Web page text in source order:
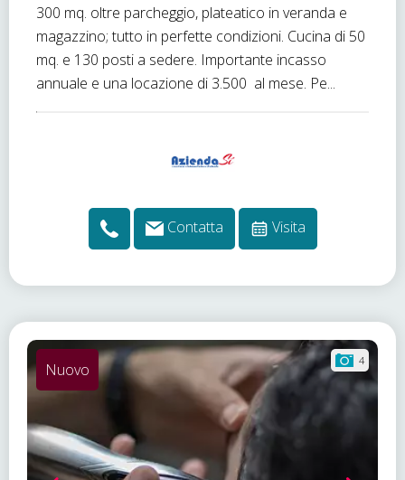
300 mq. oltre parcheggio, plateatico in veranda e
magazzino; tutto in perfette condizioni. Cucina di 50
mq. e 130 posti a sedere. Importante incasso
annuale e una locazione di 3.500  al mese. Pe...
Contatta Visita
4
Nuovo